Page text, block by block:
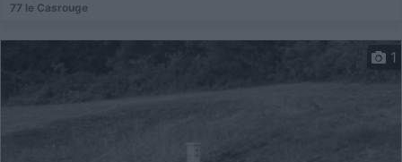
77 le Casrouge
1